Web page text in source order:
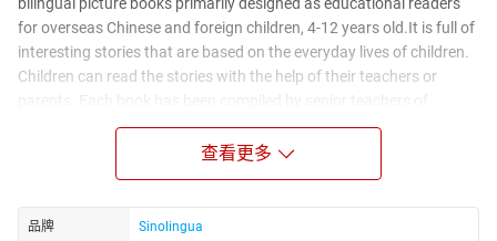
for overseas Chinese and foreign children, 4-12 years old.It is full of
interesting stories that are based on the everyday lives of children.
Children can read the stories with the help of their teachers or
Chinese in the UK and consists of one or two interesting topics or
popular sentence structures. These topics or sentence structures
recur throughout the book to help children recognize the characters
查看更多
品牌 Sinolingua